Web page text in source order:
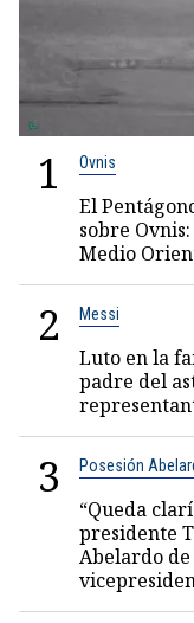
1 Ovnis
El
sobre
Medio
2 Messi
Luto en la
padre del
3 Posesión
“Queda
presidente
Abelardo de